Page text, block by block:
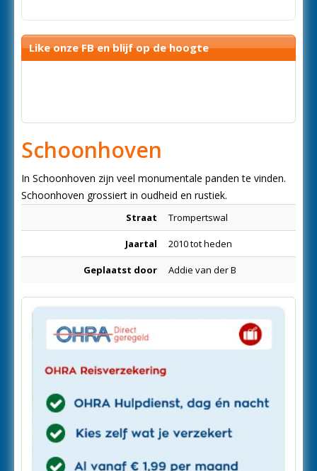
Like onze FB en blijf op de hoogte
Schoonhoven
In Schoonhoven zijn veel monumentale panden te vinden.
Schoonhoven grossiert in oudheid en rustiek.
Straat Trompertswal
Jaartal 2010 tot heden
Geplaatst door Addie van der B